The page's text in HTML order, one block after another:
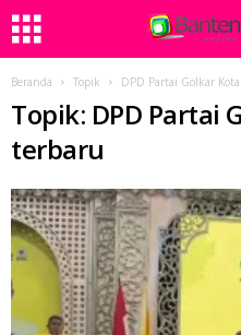
Beranda Topik DPD Partai Golkar
Topik: DPD Partai
terbaru